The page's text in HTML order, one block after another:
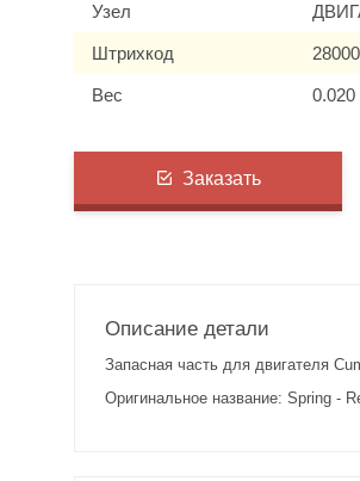
Узел
Штрихкод
Вес 0.020
Заказать
Описание детали
Запасная часть для двигателя
Оригинальное название: Spring -